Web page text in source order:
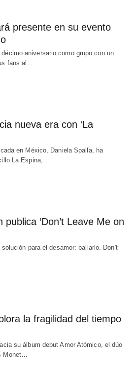
presente en su evento
aniversario como grupo con un
fans al…
nueva era con ‘La
en México, Daniela Spalla, ha
La Espina,…
‘Don’t Leave Me on
para el desamor: bailarlo. Don't
la fragilidad del tiempo
su álbum debut Amor Atómico, el dúo
Monet…